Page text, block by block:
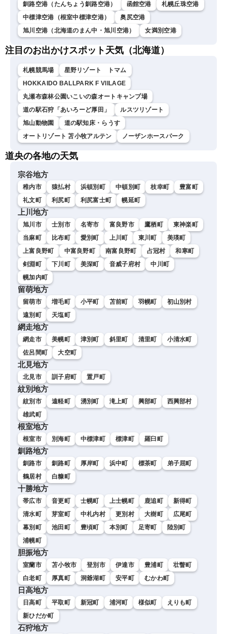
釧路空港（たんちょう釧路空港）
函館空港
札幌丘珠空港
中標津空港（根室中標津空港）
奥尻空港
旭川空港（北海道のまん中・旭川空港）
女満別空港
注目のお出かけスポット天気（北海道）
札幌競馬場
星野リゾート トマム
HOKKAIDO BALLPARK F VIILAGE
丸瀬布森林公園いこいの森オートキャンプ場
道の駅石狩「あいろーど厚田」
ルスツリゾート
旭山動物園
道の駅知床・らうす
オートリゾート 苫小牧アルテン
ノーザンホースパーク
道央の各地の天気
宗谷地方
稚内市 猿払村 浜頓別町 中頓別町 枝幸町
豊富町
礼文町
利尻町 利尻富士町 幌延町
上川地方
旭川市 士別市 名寄市 富良野市 鷹栖町
東神楽町
当麻町
比布町 愛別町 上川町 東川町
美瑛町
上富良野町
中富良野町 南富良野町 占冠村
和寒町
剣淵町
下川町 美深町 音威子府村
中川町
幌加内町
留萌地方
留萌市 増毛町 小平町 苫前町 羽幌町
初山別村
遠別町
天塩町
網走地方
網走市 美幌町 津別町 斜里町 清里町
小清水町
佐呂間町
大空町
北見地方
北見市 訓子府町 置戸町
紋別地方
紋別市 遠軽町 湧別町 滝上町 興部町
西興部村
雄武町
根室地方
根室市 別海町 中標津町 標津町 羅臼町
釧路地方
釧路市 釧路町 厚岸町 浜中町 標茶町
弟子屈町
鶴居村
白糠町
十勝地方
帯広市 音更町 士幌町 上士幌町 鹿追町
新得町
清水町
芽室町 中札内村 更別村 大樹町
広尾町
幕別町
池田町 豊頃町 本別町 足寄町
陸別町
浦幌町
胆振地方
室蘭市 苫小牧市 登別市 伊達市 豊浦町
壮瞥町
白老町
厚真町 洞爺湖町 安平町 むかわ町
日高地方
日高町 平取町 新冠町 浦河町 様似町
えりも町
新ひだか町
石狩地方